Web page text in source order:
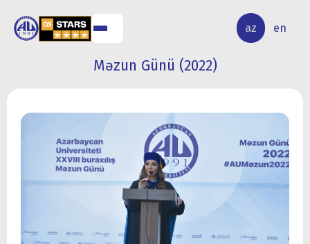
az en
ELMİ
TƏDQİQAT
Məzun Günü (2022)